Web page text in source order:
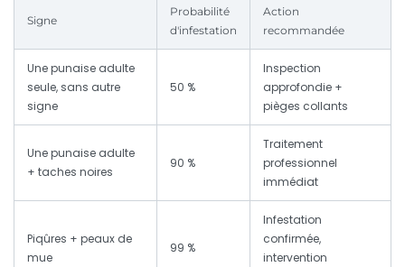
Signe
Probabilité
d'infestation
Action
recommandée
Une punaise adulte
seule, sans autre
signe
50 %
Inspection
approfondie +
pièges collants
Une punaise adulte
+ taches noires
90 %
Traitement
professionnel
immédiat
Piqûres + peaux de
mue
99 %
Infestation
confirmée,
intervention